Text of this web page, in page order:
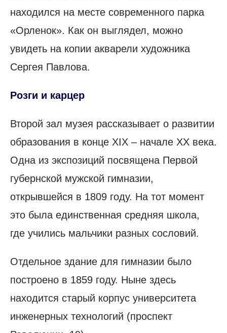
находился на месте современного парка
«Орленок». Как он выглядел, можно
увидеть на копии акварели художника
Сергея Павлова.
Розги и карцер
Второй зал музея рассказывает о развитии
образования в конце XIX – начале XX века.
Одна из экспозиций посвящена Первой
губернской мужской гимназии,
открывшейся в 1809 году. На тот момент
это была единственная средняя школа,
где учились мальчики разных сословий.
Отдельное здание для гимназии было
построено в 1859 году. Ныне здесь
находится старый корпус университета
инженерных технологий (проспект